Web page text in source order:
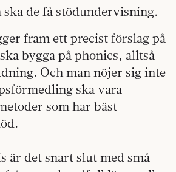
de få stödundervisning.
fram ett precist förslag på
bygga på phonics, alltså
Och man nöjer sig inte
ska vara
som har bäst
är det snart slut med små